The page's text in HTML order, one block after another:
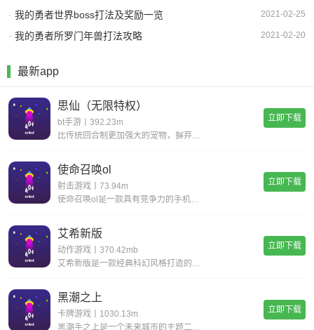
2021-02-25
· 我的勇者世界boss打法及奖励一览
2021-02-20
· 我的勇者所罗门年兽打法攻略
最新app
思仙（无限特权）
bt手游丨392.23m
比传统回合制更加强大的宠物，摒弃复杂的宠物合成，普通宠物都可以拥有15技能，更有逆天宠物神技，带你体验不一样的宠物养成。一键挂机，解放双手不用肝;无限商城，一莲玉领全奖励;首充神技，助你成就大侠路;满vip，登录就送v15。
立即下载
使命召唤ol
射击游戏丨73.94m
使命召唤ol是一款具有竞争力的手机射击游戏。您一定会感到现实，丰富您的游戏体验并完成各种战斗任务以获得丰厚的回报。逼真的惊人武器带来了开创性的战斗，同时遵循经典的世界观并添加了全新的游戏玩法，玩家可以感受到射击的最大乐趣，并且玩家可以更好地
立即下载
艾希新版
动作游戏丨370.42mb
艾希新版是一款经典科幻风格打造的动作格斗类手游，超华丽炫酷的场景地图给你带来无与伦比的视觉享受，进入这个独特的世界当中展开精彩绝伦的战斗旅程，享受前所未有的爽快动作打击手感!艾希新版游戏亮点丰富的场景地图，超科幻的未来场景多样化的武器选择，
立即下载
黑潮之上
卡牌游戏丨1030.13m
黑潮手之上是一个未来城市的主题二次元题材游戏,游戏背景设置在穿过时间和空间的未来,多样的地图关卡,令人紧张兴奋的冒险随机事件,战斗丰富的回合制策略组合二次元玩法,让你感受不一样的高自由度卡牌游戏,快点来下载黑潮之上进行体验吧!《黑潮之上》游
立即下载